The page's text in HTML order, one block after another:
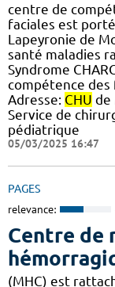
centre de
faciales est
Lapeyronie de
santé maladies
Syndrome
compétence
Adresse: CHU de
Service de
pédiatrique
05/03/2025 16:47
PAGES
relevance:
Centre de
(MHC) est